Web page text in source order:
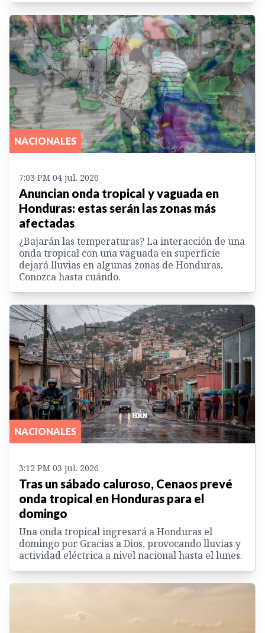
NACIONALES
7:03 PM 04 jul. 2026
Anuncian onda tropical y vaguada en
Honduras: estas serán las zonas más
afectadas
¿Bajarán las temperaturas? La interacción de una
onda tropical con una vaguada en superficie
dejará lluvias en algunas zonas de Honduras.
Conozca hasta cuándo.
NACIONALES
3:12 PM 03 jul. 2026
Tras un sábado caluroso, Cenaos prevé
onda tropical en Honduras para el
domingo
Una onda tropical ingresará a Honduras el
domingo por Gracias a Dios, provocando lluvias y
actividad eléctrica a nivel nacional hasta el lunes.